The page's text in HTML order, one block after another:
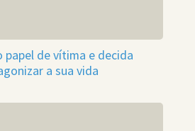
papel de vítima e decida
a sua vida